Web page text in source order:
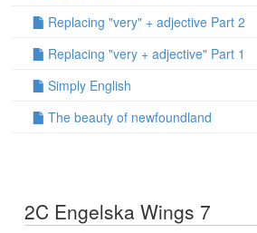
Replacing "very" + adjective Part 2
Replacing "very + adjective" Part 1
Simply English
The beauty of newfoundland
2C Engelska Wings 7